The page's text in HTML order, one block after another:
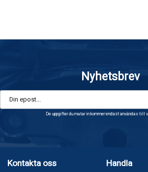
Nyhetsbrev
De uppgifter du matar in kommer endast användas till
Kontakta oss Handla